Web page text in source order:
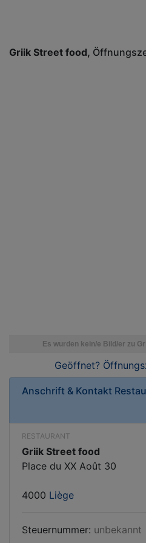
Griik Street food
Geöffnet?
Anschrift & Kontakt
RESTAURANT
Griik Street food
Place du XX Août 30
4000 Liège
Steuernummer: unbekannt